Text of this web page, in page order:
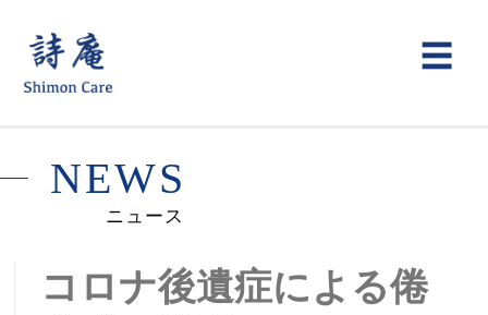
詩
庵
灸
骨
☰メ
NEWS
ニュース
コロナ後遺症による倦